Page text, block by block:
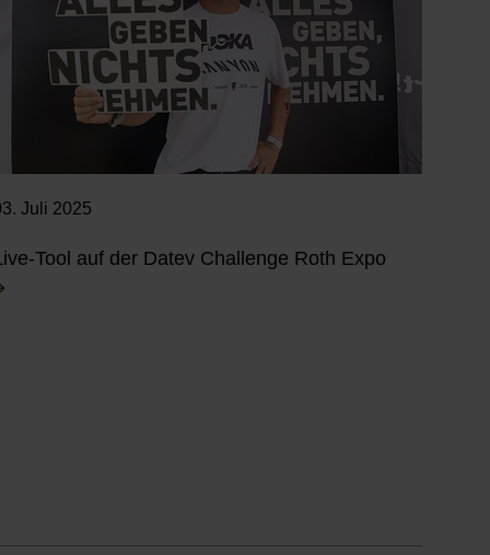
Juli 2025
Tool auf der Datev Challenge Roth Expo